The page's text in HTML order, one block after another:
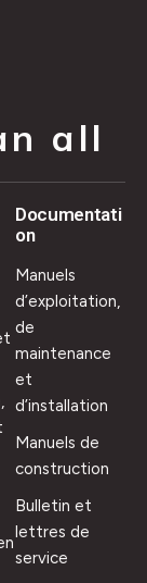
Documentati
on
Manuels
d’exploitation,
de
maintenance
et
d’installation
Manuels de
construction
Bulletin et
lettres de
service